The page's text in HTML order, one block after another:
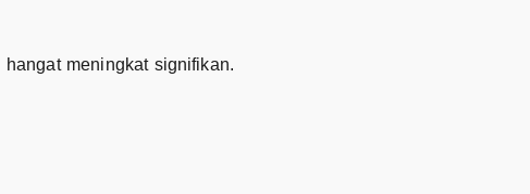
meningkat signifikan.